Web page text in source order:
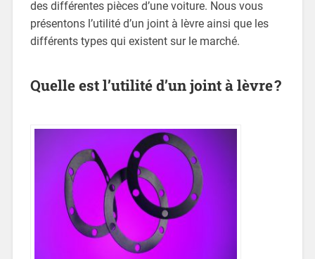
des différentes pièces d’une voiture. Nous vous
présentons l’utilité d’un joint à lèvre ainsi que les
différents types qui existent sur le marché.
Quelle est l’utilité d’un joint à lèvre ?